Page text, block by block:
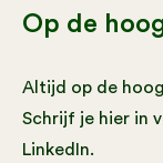
Op de
Altijd op de
Schrijf je hier in
LinkedIn.